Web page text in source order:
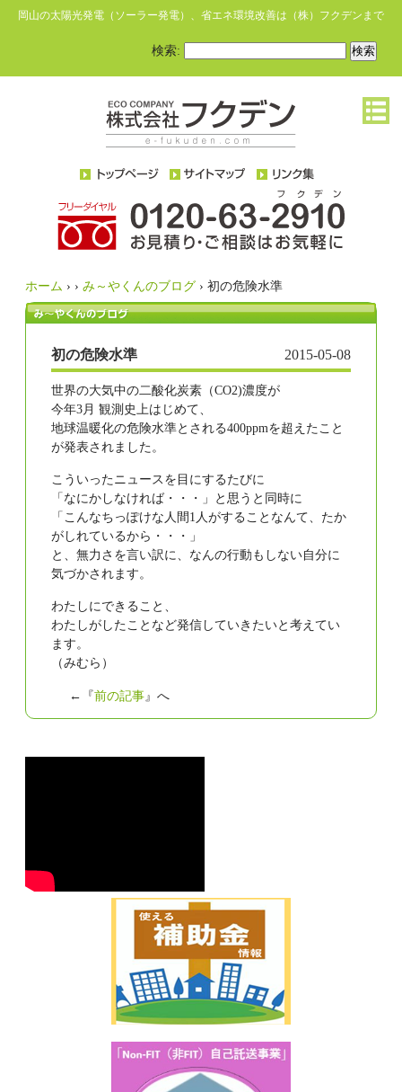
岡山の太陽光発電（ソーラー発電）、省エネ環境改善は（株）フクデンまで
検索:
ホーム › › み～やくんのブログ › 初の危険水準
初の危険水準 2015-05-08
世界の大気中の二酸化炭素（CO2)濃度が
今年3月 観測史上はじめて、
地球温暖化の危険水準とされる400ppmを超えたこと
が発表されました。
こういったニュースを目にするたびに
「なにかしなければ・・・」と思うと同時に
「こんなちっぽけな人間1人がすることなんて、たか
がしれているから・・・」
と、無力さを言い訳に、なんの行動もしない自分に
気づかされます。
わたしにできること、
わたしがしたことなど発信していきたいと考えてい
ます。
（みむら）
←『前の記事 』へ